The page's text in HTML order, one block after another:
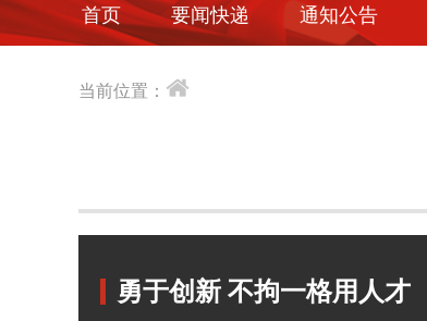
首页 要闻快递 通知公告
当前位置：
勇于创新 不拘一格用人才